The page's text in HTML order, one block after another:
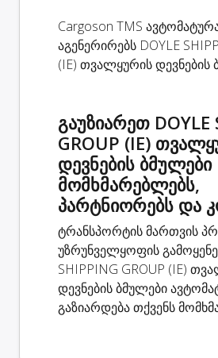
Cargoson TMS
აგენერირებს DOYLE
(IE) თვალყურის დევნების
გაუზიარეთ DOYLE
GROUP (IE)
დევნების ბმულები
მომხმარებლებს,
პარტნიორებს და
ტრანსპორტის მართვის
უზრუნველყოფის
SHIPPING GROUP (IE)
დევნების ბმულები
გაზიარდება თქვენს